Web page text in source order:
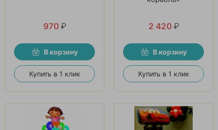
970 ₽
В корзину
Купить в 1 клик
2 420 ₽
В корзину
Купить в 1 клик